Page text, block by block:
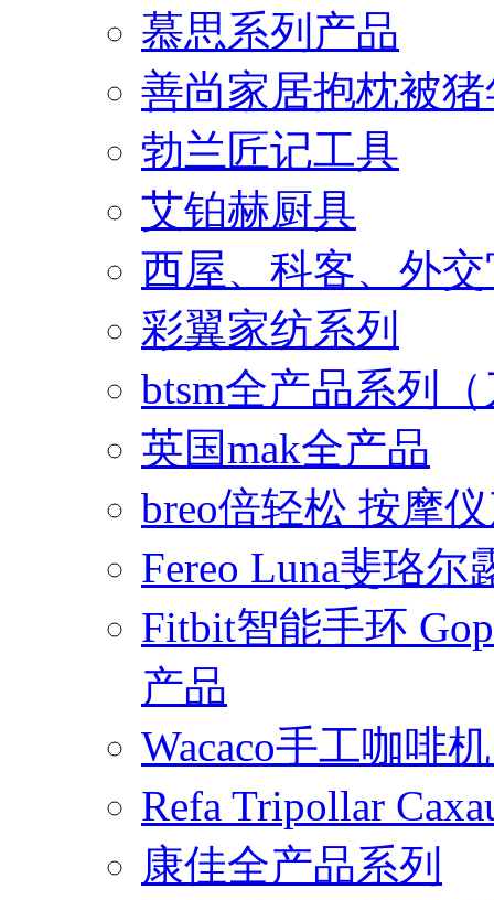
慕思系列产品
善尚家居抱枕被
勃兰匠记工具
艾铂赫厨具
西屋、科客、外
彩翼家纺系列
btsm全产品系列
英国mak全产品
breo倍轻松 按摩
Fereo Luna斐珞
Fitbit智能手环
产品
Wacaco手工咖啡
Refa Tripollar
康佳全产品系列